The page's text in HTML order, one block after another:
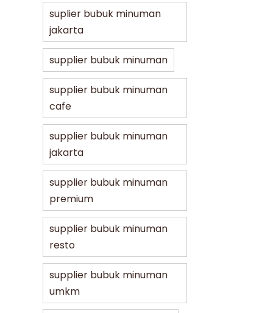
suplier bubuk minuman
jakarta
supplier bubuk minuman
supplier bubuk minuman
cafe
supplier bubuk minuman
jakarta
supplier bubuk minuman
premium
supplier bubuk minuman
resto
supplier bubuk minuman
umkm